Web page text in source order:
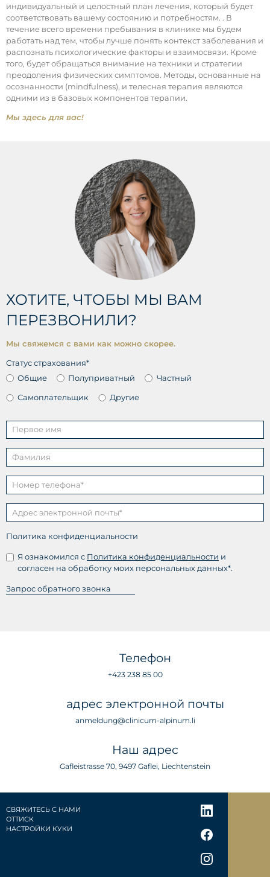
индивидуальный и целостный план лечения, который будет
соответствовать вашему состоянию и потребностям. . В
течение всего времени пребывания в клинике мы будем
работать над тем, чтобы лучше понять контекст заболевания и
распознать психологические факторы и взаимосвязи. Кроме
того, будет обращаться внимание на техники и стратегии
преодоления физических симптомов. Методы, основанные на
осознанности (mindfulness), и телесная терапия являются
одними из в базовых компонентов терапии.
Мы здесь для вас!
ХОТИТЕ, ЧТОБЫ МЫ ВАМ
ПЕРЕЗВОНИЛИ?
Мы свяжемся с вами как можно скорее.
Статус страхования*
Общие
Полуприватный Частный
Самоплательщик Другие
Политика конфиденциальности
Я ознакомился с Политика конфиденциальности и
согласен на обработку моих персональных данных*.
Телефон
+423 238 85 00
адрес электронной почты
anmeldung@clinicum-alpinum.li
Наш адрес
Gafleistrasse 70, 9497 Gaflei, Liechtenstein
СВЯЖИТЕСЬ С НАМИ
ОТТИСК
НАСТРОЙКИ КУКИ